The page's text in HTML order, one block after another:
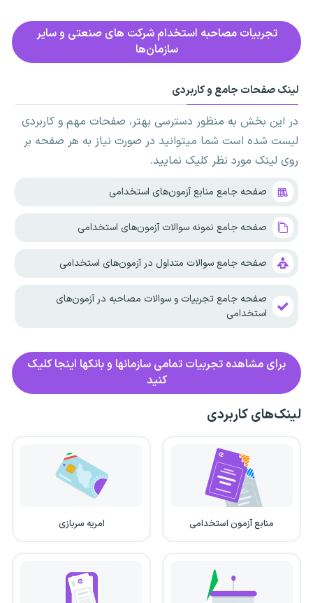
تجربیات مصاحبه استخدام شرکت های صنعتی و سایر
سازمان‌ها
لینک صفحات جامع و کاربردی
در این بخش به منظور دسترسی بهتر، صفحات مهم و کاربردی
لیست شده است شما میتوانید در صورت نیاز به هر صفحه بر
روی لینک مورد نظر کلیک نمایید.
صفحه جامع منابع آزمون‌های استخدامی
صفحه جامع نمونه سوالات آزمون‌های استخدامی
صفحه جامع سوالات متداول در آزمون‌های استخدامی
صفحه جامع تجربیات و سوالات مصاحبه در آزمون‌های
استخدامی
برای مشاهده تجربیات تمامی سازمانها و بانکها اینجا کلیک
کنید
لینک‌های کاربردی
منابع آزمون استخدامی امریه سربازی